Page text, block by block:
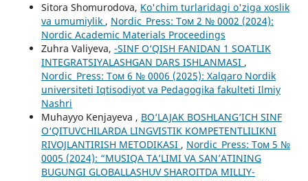
Sitora Shomurodova, Ko'chim turlaridagi o'ziga xoslik
va umumiylik , Nordic_Press: Том 2 № 0002 (2024):
Nordic Academic Materials Proceedings
Zuhra Valiyeva, -SINF O‘QISH FANIDAN 1 SOATLIK
INTEGRATSIYALASHGAN DARS ISHLANMASI ,
Nordic_Press: Том 6 № 0006 (2025): Xalqaro Nordik
universiteti Iqtisodiyot va Pedagogika fakulteti Ilmiy
Nashri
Muhayyo Kenjayeva , BO‘LAJAK BOSHLANG‘ICH SINF
O‘QITUVCHILARDA LINGVISTIK KOMPETENTLILIKNI
RIVOJLANTIRISH METODIKASI , Nordic_Press: Том 5 №
0005 (2024): “MUSIQA TA’LIMI VA SAN’ATINING
BUGUNGI GLOBALLASHUV SHAROITDA MILLIY-